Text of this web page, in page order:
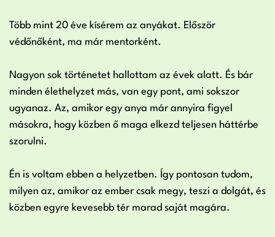
Több mint 20 éve kísérem az anyákat. Először
védőnőként, ma már mentorként.
Nagyon sok történetet hallottam az évek alatt. És bár
minden élethelyzet más, van egy pont, ami sokszor
ugyanaz. Az, amikor egy anya már annyira figyel
másokra, hogy közben ő maga elkezd teljesen háttérbe
szorulni.
Én is voltam ebben a helyzetben. Így pontosan tudom,
milyen az, amikor az ember csak megy, teszi a dolgát, és
közben egyre kevesebb tér marad saját magára.